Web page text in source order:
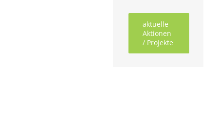
aktuelle
Aktionen
/ Projekte